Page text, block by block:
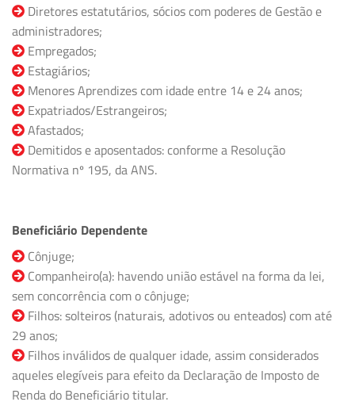
Diretores estatutários, sócios com poderes de Gestão e
administradores;
Empregados;
Estagiários;
Menores Aprendizes com idade entre 14 e 24 anos;
Expatriados/Estrangeiros;
Afastados;
Demitidos e aposentados: conforme a Resolução
Normativa nº 195, da ANS.
Beneficiário Dependente
Cônjuge;
Companheiro(a): havendo união estável na forma da lei,
sem concorrência com o cônjuge;
Filhos: solteiros (naturais, adotivos ou enteados) com até
29 anos;
Filhos inválidos de qualquer idade, assim considerados
aqueles elegíveis para efeito da Declaração de Imposto de
Renda do Beneficiário titular.